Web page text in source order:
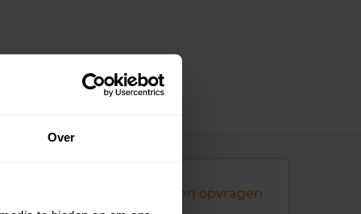
Over
Andere koopsommen opvragen